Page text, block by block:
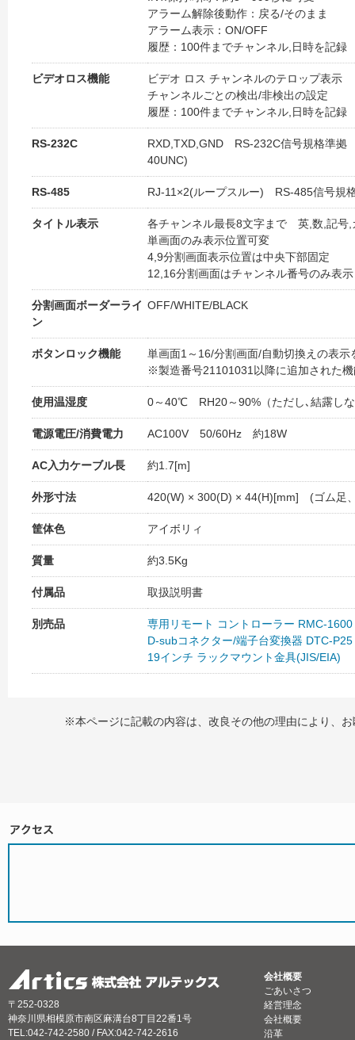
アラーム解除後動作：戻る/そのまま
アラーム表示：ON/OFF
履歴：100件までチャンネル,日時を記録
ビデオロス機能
ビデオ ロス チャンネルのテロップ表示
チャンネルごとの検出/非検出の設定
履歴：100件までチャンネル,日時を記録
RS-232C
RXD,TXD,GND RS-232C信号規格準拠
40UNC)
RS-485 RJ-11×2(ループスルー) RS-485信号規
タイトル表示
各チャンネル最長8文字まで 英,数,記号,
単画面のみ表示位置可変
4,9分割画面表示位置は中央下部固定
12,16分割画面はチャンネル番号のみ表示
分割画面ボーダーライ
ン
OFF/WHITE/BLACK
ボタンロック機能
単画面1～16/分割画面/自動切換えの表
※製造番号21101031以降に追加された
使用温湿度 0～40℃ RH20～90%（ただし､結露し
電源電圧/消費電力 AC100V 50/60Hz 約18W
AC入力ケーブル長 約1.7[m]
外形寸法 420(W) × 300(D) × 44(H)[mm] (ゴム足
筐体色 アイボリィ
質量 約3.5Kg
付属品 取扱説明書
別売品
専用リモート コントローラー RMC-1600
D-subコネクター/端子台変換器 DTC-P25
19インチ ラックマウント金具(JIS/EIA)
※本ページに記載の内容は、改良その他の理由により、
〒252-0328
神奈川県相模原市南区麻溝台8丁目22番1号
TEL:042-742-2580 / FAX:042-742-2616
会社概要
ごあいさつ
経営理念
会社概要
沿革